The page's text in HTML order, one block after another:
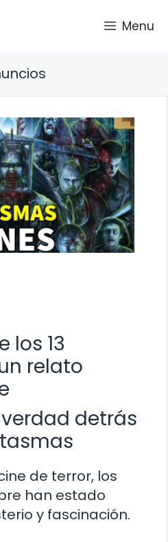
Menu
los 13
relato
detrás
de terror, los
han estado
y fascinación.